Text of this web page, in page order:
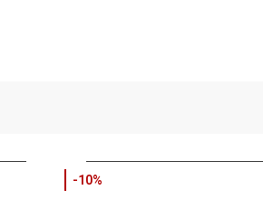
-10%